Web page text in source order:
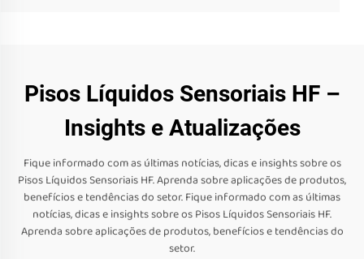
Pisos Líquidos Sensoriais HF –
Insights e Atualizações
Fique informado com as últimas notícias, dicas e insights sobre os
Pisos Líquidos Sensoriais HF. Aprenda sobre aplicações de produtos,
benefícios e tendências do setor. Fique informado com as últimas
notícias, dicas e insights sobre os Pisos Líquidos Sensoriais HF.
Aprenda sobre aplicações de produtos, benefícios e tendências do
setor.